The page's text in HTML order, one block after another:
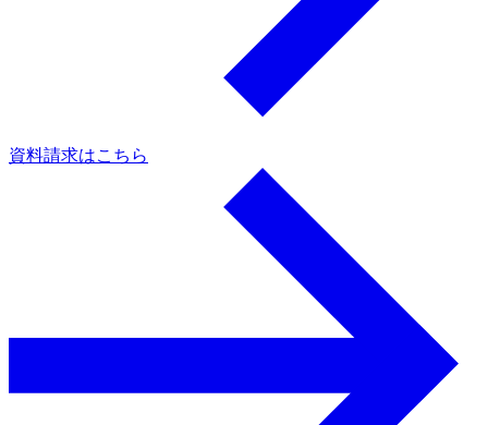
資料請求はこちら